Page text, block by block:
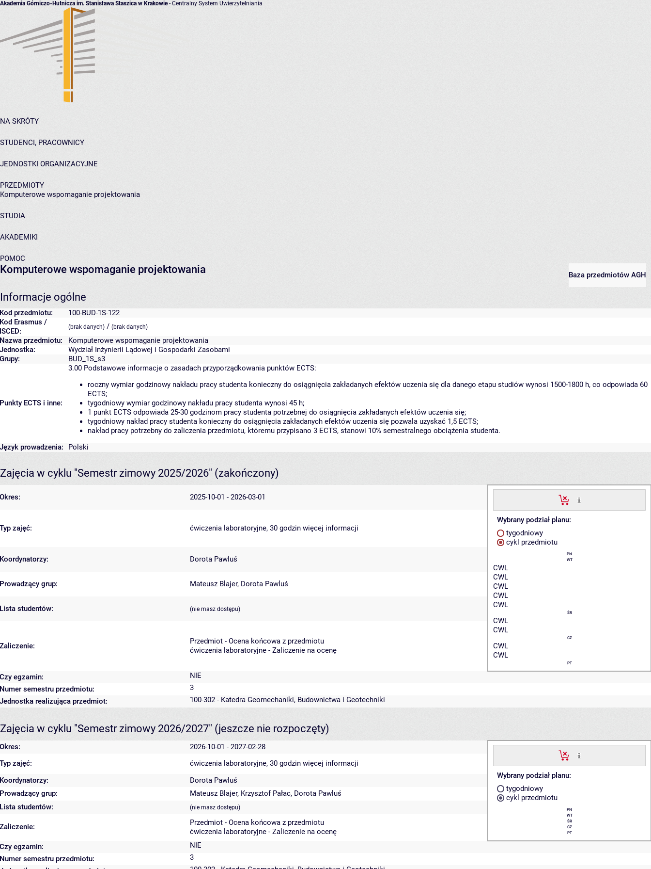
Akademia Górniczo-Hutnicza im. Stanisława Staszica w Krakowie- Centralny System Uwierzytelniania
NA SKRÓTY
STUDENCI, PRACOWNICY
JEDNOSTKI ORGANIZACYJNE
PRZEDMIOTY
Komputerowe wspomaganie projektowania
STUDIA
AKADEMIKI
POMOC
Baza przedmiotów AGH
Komputerowe wspomaganie projektowania
Informacje ogólne
Kod przedmiotu:
100-BUD-1S-122
Kod Erasmus /
ISCED:
(brak danych) / (brak danych)
Nazwa przedmiotu:
Komputerowe wspomaganie projektowania
Jednostka:
Wydział Inżynierii Lądowej i Gospodarki Zasobami
Grupy:
BUD_1S_s3
Punkty ECTS i inne:
3.00 Podstawowe informacje o zasadach przyporządkowania punktów ECTS:
roczny wymiar godzinowy nakładu pracy studenta konieczny do osiągnięcia zakładanych efektów uczenia się dla danego etapu studiów wynosi 1500-1800 h, co odpowiada 60
ECTS;
tygodniowy wymiar godzinowy nakładu pracy studenta wynosi 45 h;
1 punkt ECTS odpowiada 25-30 godzinom pracy studenta potrzebnej do osiągnięcia zakładanych efektów uczenia się;
tygodniowy nakład pracy studenta konieczny do osiągnięcia zakładanych efektów uczenia się pozwala uzyskać 1,5 ECTS;
nakład pracy potrzebny do zaliczenia przedmiotu, któremu przypisano 3 ECTS, stanowi 10% semestralnego obciążenia studenta.
Język prowadzenia:
Polski
Zajęcia w cyklu "Semestr zimowy 2025/2026" (zakończony)
Okres: 2025-10-01 - 2026-03-01
Wybrany podział planu:
tygodniowy
cykl przedmiotu
PN
WT
CWL
CWL
CWL
CWL
CWL
ŚR
CWL
CWL
CZ
CWL
CWL
PT
Typ zajęć: ćwiczenia laboratoryjne, 30 godzin więcej informacji
Koordynatorzy: Dorota Pawluś
Prowadzący grup: Mateusz Blajer, Dorota Pawluś
Lista studentów: (nie masz dostępu)
Zaliczenie:
Przedmiot - Ocena końcowa z przedmiotu
ćwiczenia laboratoryjne - Zaliczenie na ocenę
Czy egzamin:
NIE
Numer semestru przedmiotu:
3
Jednostka realizująca przedmiot:
100-302 - Katedra Geomechaniki, Budownictwa i Geotechniki
Zajęcia w cyklu "Semestr zimowy 2026/2027" (jeszcze nie rozpoczęty)
Okres: 2026-10-01 - 2027-02-28
Wybrany podział planu:
tygodniowy
cykl przedmiotu
PN
WT
ŚR
CZ
PT
Typ zajęć: ćwiczenia laboratoryjne, 30 godzin więcej informacji
Koordynatorzy:
Dorota Pawluś
Prowadzący grup:
Mateusz Blajer, Krzysztof Pałac, Dorota Pawluś
Lista studentów:
(nie masz dostępu)
Zaliczenie:
Przedmiot - Ocena końcowa z przedmiotu
ćwiczenia laboratoryjne - Zaliczenie na ocenę
Czy egzamin:
NIE
Numer semestru przedmiotu:
3